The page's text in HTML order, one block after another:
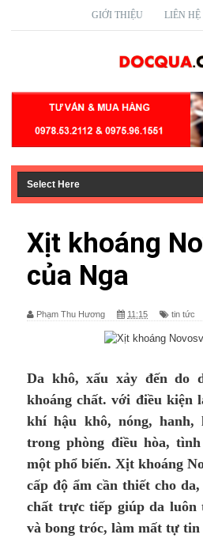
GIỚI THIỆU LIÊN HỆ
Xịt khoáng
của Nga
Phạm Thu Hương 11:15 tin tức
Da khô, xấu xảy đến do
khoáng chất. với điều kiện
khí hậu khô, nóng, hanh,
trong phòng điều hòa,
một phổ biến. Xịt khoáng
cấp độ ẩm cần thiết cho
chất trực tiếp giúp da
và bong tróc, làm mất tự tin